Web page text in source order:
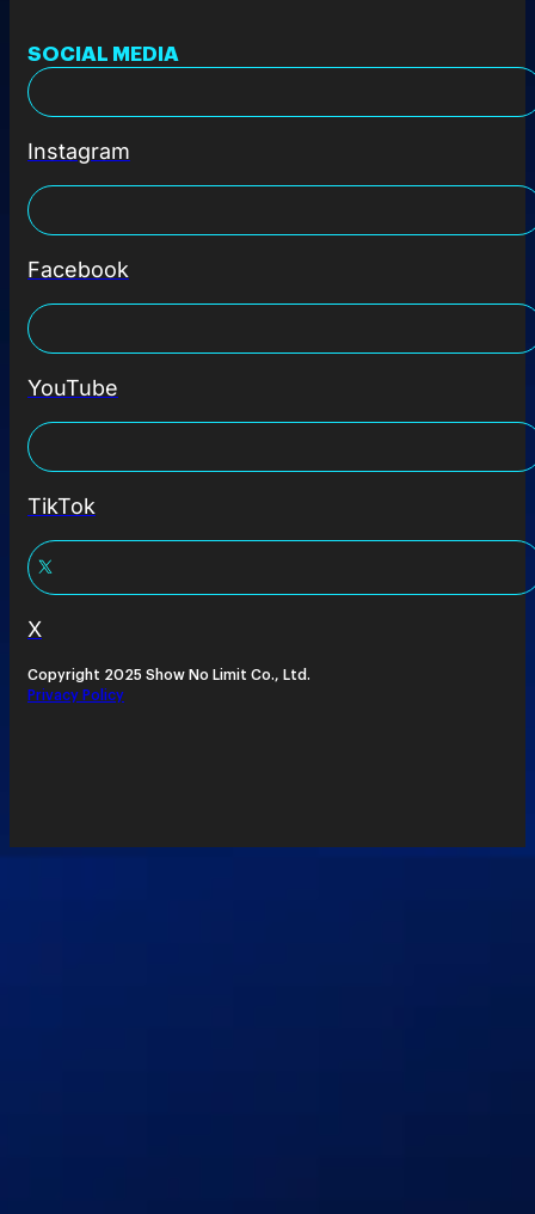
SOCIAL MEDIA
Instagram
Facebook
YouTube
TikTok
X
Copyright 2025 Show No Limit Co., Ltd.
Privacy Policy